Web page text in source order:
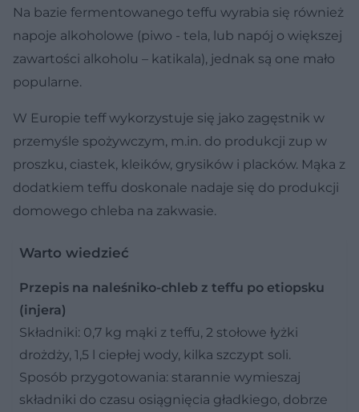
Na bazie fermentowanego teffu wyrabia się również
napoje alkoholowe (piwo - tela, lub napój o większej
zawartości alkoholu – katikala), jednak są one mało
popularne.
W Europie teff wykorzystuje się jako zagęstnik w
przemyśle spożywczym, m.in. do produkcji zup w
proszku, ciastek, kleików, grysików i placków. Mąka z
dodatkiem teffu doskonale nadaje się do produkcji
domowego chleba na zakwasie.
Warto wiedzieć
Przepis na naleśniko-chleb z teffu po etiopsku
(injera)
Składniki: 0,7 kg mąki z teffu, 2 stołowe łyżki
drożdży, 1,5 l ciepłej wody, kilka szczypt soli.
Sposób przygotowania: starannie wymieszaj
składniki do czasu osiągnięcia gładkiego, dobrze